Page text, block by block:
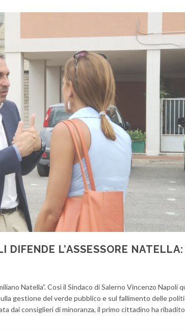
DIFENDE L’ASSESSORE
Natella”. Così il Sindaco di Salerno Vincenzo Napoli
gestione del verde pubblico e sul fallimento delle
dai consiglieri di minoranza, il primo cittadino ha